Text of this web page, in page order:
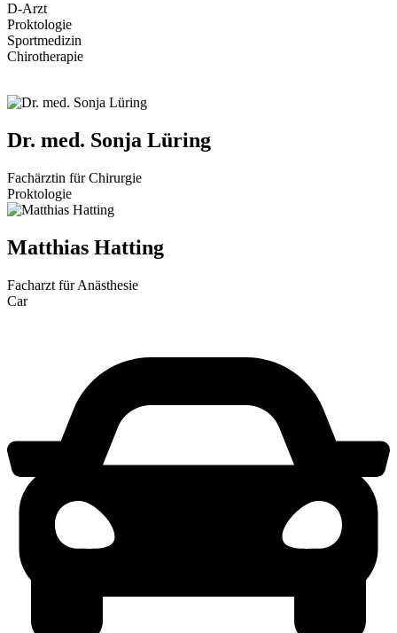
D-Arzt
Proktologie
Sportmedizin
Chirotherapie
Dr. med. Sonja Lüring
Fachärztin für Chirurgie
Proktologie
Matthias Hatting
Facharzt für Anästhesie
Car